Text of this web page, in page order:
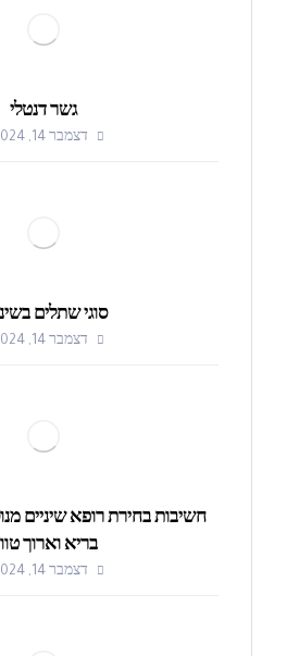
גשר דנטלי
דצמבר 14, 2024
סוגי שתלים
דצמבר 14, 2024
חשיבות בחירת רופא שיניים
בריא וארוך
דצמבר 14, 2024